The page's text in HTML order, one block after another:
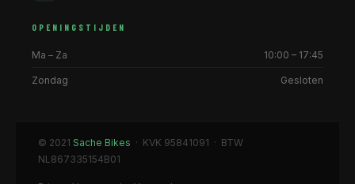
OPENINGSTIJDEN
Ma – Za 10:00 – 17:45
Zondag Gesloten
© 2021 Sache Bikes · KVK 95841091 · BTW
NL867335154B01